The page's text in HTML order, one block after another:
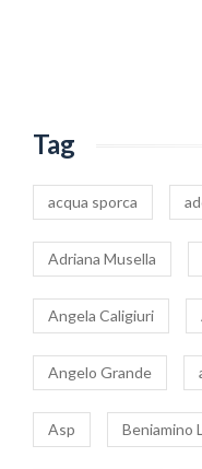
Tag
acqua sporca
Adriana Musella
Angela Caligiuri
Angelo Grande
Asp Beniamino